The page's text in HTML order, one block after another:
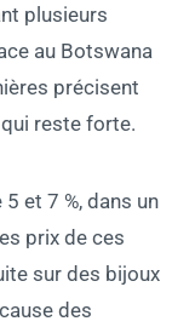
plusieurs
au Botswana
précisent
reste forte.
et 7 %, dans un
prix de ces
sur des bijoux
des